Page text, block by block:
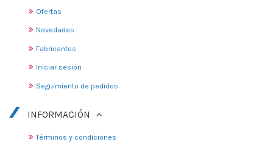
Ofertas
Novedades
Fabricantes
Iniciar sesión
Seguimiento de pedidos
INFORMACIÓN
Términos y condiciones